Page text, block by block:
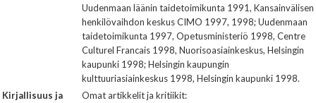
Uudenmaan läänin taidetoimikunta 1991, Kansainvälisen
henkilövaihdon keskus CIMO 1997, 1998; Uudenmaan
taidetoimikunta 1997, Opetusministeriö 1998, Centre
Culturel Francais 1998, Nuorisoasiainkeskus, Helsingin
kaupunki 1998; Helsingin kaupungin
kulttuuriasiainkeskus 1998, Helsingin kaupunki 1998.
Kirjallisuus ja
Omat artikkelit ja kritiikit: